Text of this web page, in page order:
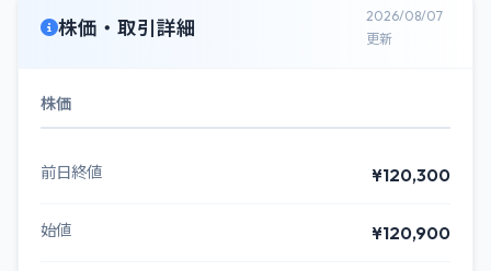
株価・取引詳細
2026/08/07
更新
株価
前日終値 ¥120,300
始値 ¥120,900